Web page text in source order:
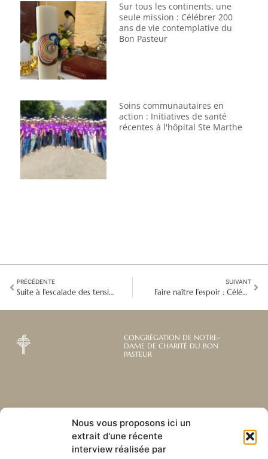
Nous vous proposons ici un
extrait d'une récente
interview réalisée par
Sur tous les continents, une
seule mission : Célébrer 200
ans de vie contemplative du
Bon Pasteur
Soins communautaires en
action : Initiatives de santé
récentes à l'hôpital Ste Marthe
PRÉCÉDENTE
Suite à l'escalade des tensions : Crise humanitaire croissante au Liban et espoir fragile
SUIVANT
Faire naître l’espoir : Célébrer la Journée mondiale de la Terre avec Kyma Kyetu en Angola
CONGRÉGATION DE NOTRE-
DAME DE CHARITÉ DU BON
PASTEUR
Abonnez-vous à notre
newsletter mensuelle
Recevez les dernières nouvelles
Liens utiles